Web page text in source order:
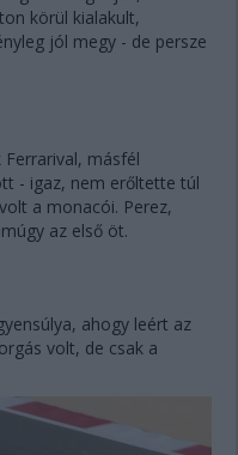
körül kialakult,
jól megy - de persze
másfél
- igaz, nem erőltette túl
a monacói. Perez,
az első öt.
ahogy leért az
volt, de csak a